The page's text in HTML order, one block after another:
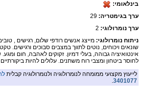
בינלאומי:
ערך בגימטריה:
ערך נומרולוגי: 2
ניתוח נומרולוגי: מייצג אנשים רודפי שלום, רגישים ,
שונאים ויכוחים, נוטים לתווך במצבים סבוכים ורגישים.
אינטואיציה גבוהה, בעלי דמיון. זקוקים לאהבה, חום ומגע.
לחוסר ביטחון ומצבי רוח משתנים. עלולים להיות
לייעוץ מקצועי ממומחה לנומרולוגיה ולנומרולוגיה קבלית
3401077
.